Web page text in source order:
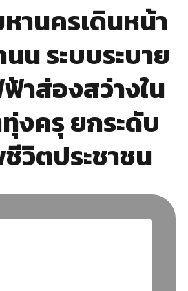
านครเดินหน้า
น ระบบระบาย
ฟ้าส่องสว่างใน
งครุ ยกระดับ
วิตประชาชน